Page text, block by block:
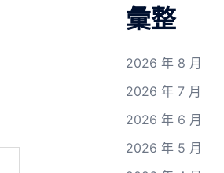
彙整
2026 年 8 月
2026 年 7 月
2026 年 6 月
2026 年 5 月